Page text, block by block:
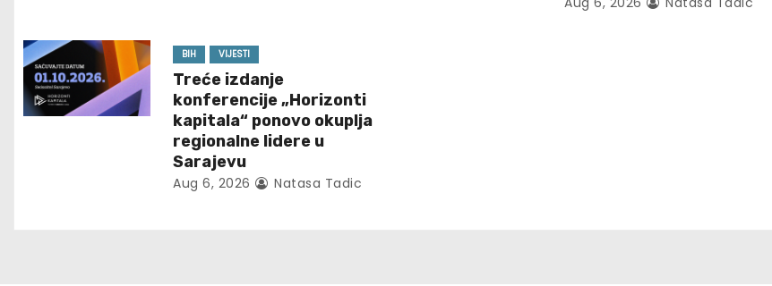
g
a
BIH VIJESTI
Treće izdanje
konferencije „Horizonti
kapitala“ ponovo okuplja
regionalne lidere u
Sarajevu
Aug 6, 2026 Natasa Tadic